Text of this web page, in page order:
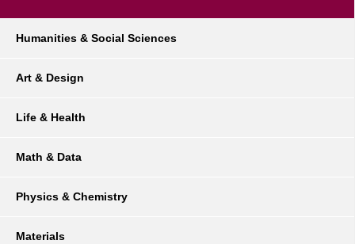
Humanities & Social Sciences
Art & Design
Life & Health
Math & Data
Physics & Chemistry
Materials